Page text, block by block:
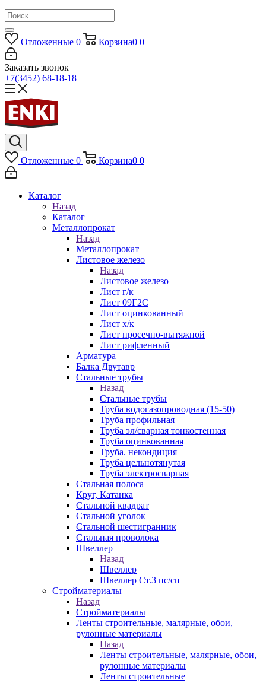
Отложенные 0 Корзина0 0
Заказать звонок
+7(3452) 68-18-18
Отложенные 0 Корзина0 0
Каталог
Назад
Каталог
Металлопрокат
Назад
Металлопрокат
Листовое железо
Назад
Листовое железо
Лист г/к
Лист 09Г2С
Лист оцинкованный
Лист х/к
Лист просечно-вытяжной
Лист рифленный
Арматура
Балка Двутавр
Стальные трубы
Назад
Стальные трубы
Труба водогазопроводная (15-50)
Труба профильная
Труба эл/сварная тонкостенная
Труба оцинкованная
Труба. некондиция
Труба цельнотянутая
Труба электросварная
Стальная полоса
Круг, Катанка
Стальной квадрат
Стальной уголок
Стальной шестигранник
Стальная проволока
Швеллер
Назад
Швеллер
Швеллер Ст.3 пс/сп
Стройматериалы
Назад
Стройматериалы
Ленты строительные, малярные, обои,
рулонные материалы
Назад
Ленты строительные, малярные, обои,
рулонные материалы
Ленты строительные